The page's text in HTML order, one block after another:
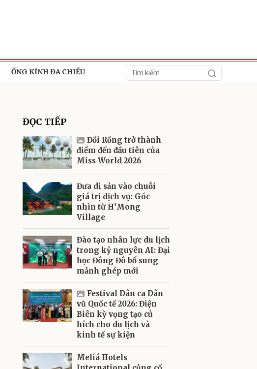
ỐNG KÍNH ĐA CHIỀU
ĐỌC TIẾP
Đồi Rồng trở thành
điểm đến đầu tiên của
Miss World 2026
Đưa di sản vào chuỗi
giá trị dịch vụ: Góc
nhìn từ H’Mong
Village
Đào tạo nhân lực du lịch
trong kỷ nguyên AI: Đại
học Đông Đô bổ sung
mảnh ghép mới
Festival Dân ca Dân
vũ Quốc tế 2026: Điện
Biên kỳ vọng tạo cú
hích cho du lịch và
kinh tế sự kiện
Meliá Hotels
Gửi